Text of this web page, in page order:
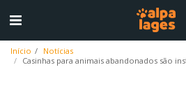
Início
Notícias
Casinhas para animais abandonados são